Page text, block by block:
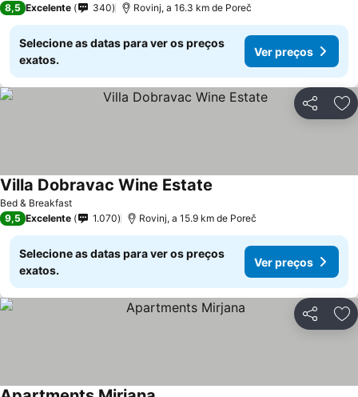
8,5 Excelente 340 Rovinj, a 16.3 km de Poreč
Selecione as datas para ver os preços
exatos.
Ver preços
Partilhar
Bed & Breakfast
Villa Dobravac Wine Estate
9,5 Excelente 1.070 Rovinj, a 15.9 km de Poreč
Selecione as datas para ver os preços
exatos.
Ver preços
Partilhar